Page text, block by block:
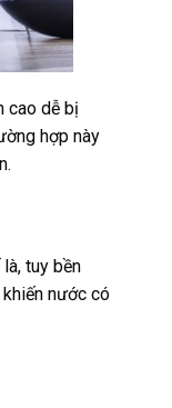
cao dễ bị
hợp này
tuy bền
nước có